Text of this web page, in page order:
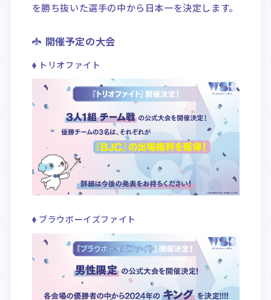
を勝ち抜いた選手の中から日本一を決定します。
開催予定の大会
トリオファイト
ブラウボーイズファイト